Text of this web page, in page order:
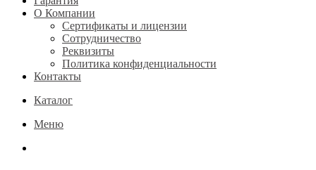
О Компании
Сертификаты и лицензии
Сотрудничество
Реквизиты
Политика конфиденциальности
Контакты
Каталог
Меню